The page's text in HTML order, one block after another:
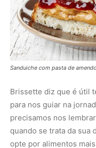
comidas menos
cachorro-quente de
A conclusão é que, se
mordida de comida
também pode tirar um
🌿
Nunca perca uma
Controle o que você vê